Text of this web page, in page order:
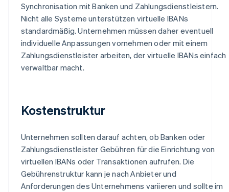
Synchronisation mit Banken und Zahlungsdienstleistern.
Nicht alle Systeme unterstützen virtuelle IBANs
standardmäßig. Unternehmen müssen daher eventuell
individuelle Anpassungen vornehmen oder mit einem
Zahlungsdienstleister arbeiten, der virtuelle IBANs einfach
verwaltbar macht.
Kostenstruktur
Unternehmen sollten darauf achten, ob Banken oder
Zahlungsdienstleister Gebühren für die Einrichtung von
virtuellen IBANs oder Transaktionen aufrufen. Die
Gebührenstruktur kann je nach Anbieter und
Anforderungen des Unternehmens variieren und sollte im